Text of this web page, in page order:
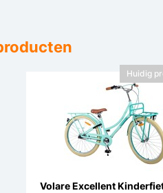
Huidig
Volare Excellent